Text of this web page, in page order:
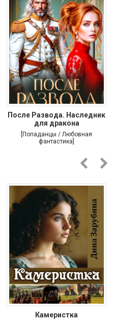
После Развода. Наследник
для дракона
[Попаданцы / Любовная
фантастика]
Камеристка